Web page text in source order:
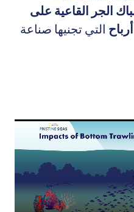
الجر القاعية على
التي تجنيها صناعة